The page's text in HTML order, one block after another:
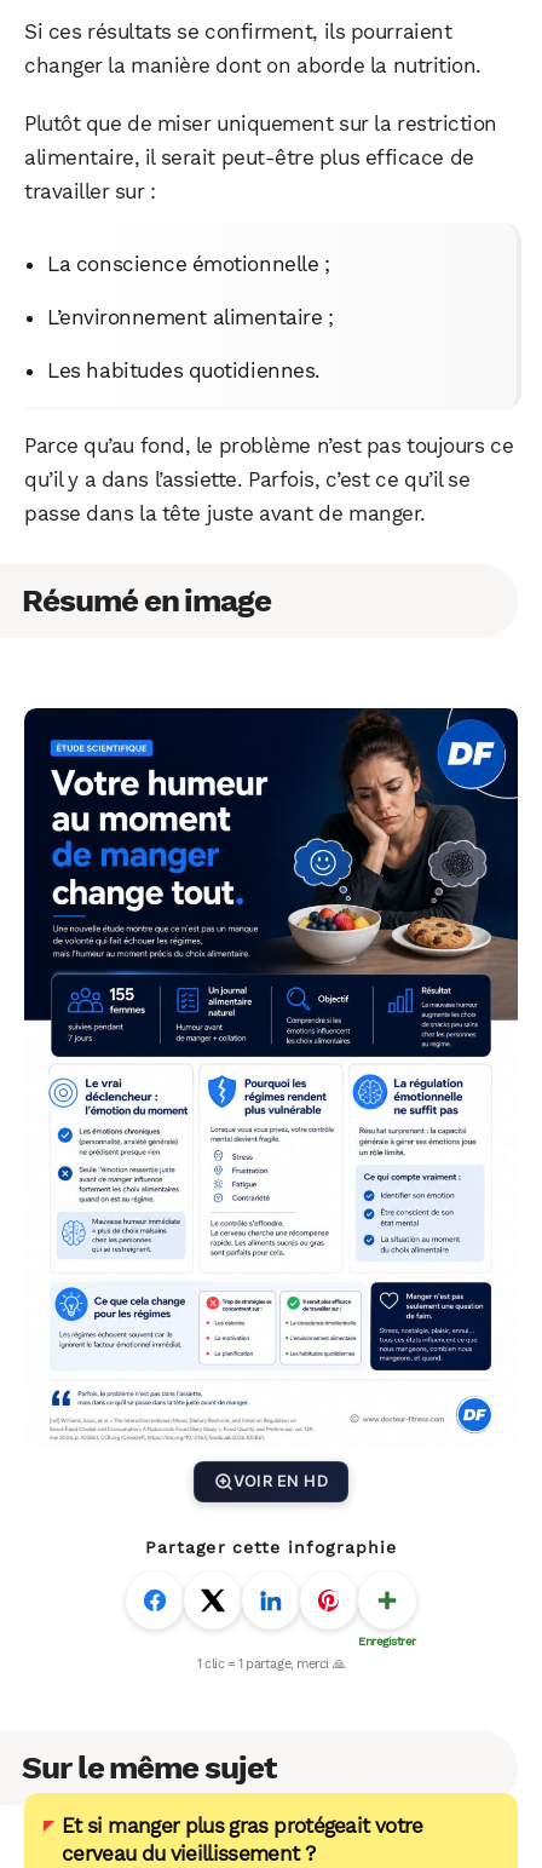
Si ces résultats se confirment, ils pourraient
changer la manière dont on aborde la nutrition.
Plutôt que de miser uniquement sur la restriction
alimentaire, il serait peut-être plus efficace de
travailler sur :
La conscience émotionnelle ;
L’environnement alimentaire ;
Les habitudes quotidiennes.
Parce qu’au fond, le problème n’est pas toujours ce
qu’il y a dans l’assiette. Parfois, c’est ce qu’il se
passe dans la tête juste avant de manger.
Résumé en image
VOIR EN HD
Partager cette infographie
Sur le même sujet
Et si manger plus gras protégeait votre
cerveau du vieillissement ?